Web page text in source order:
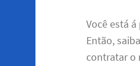
Você está
Então,
contratar o